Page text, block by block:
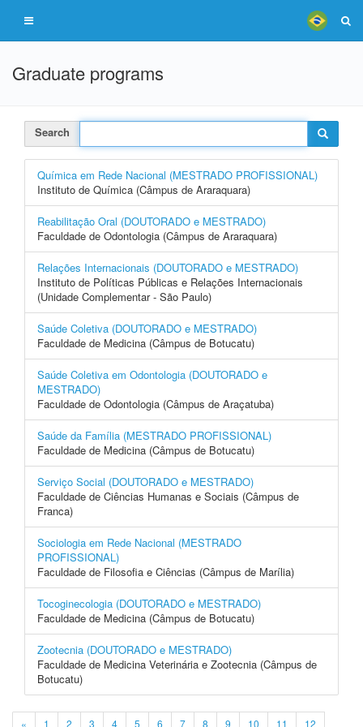
Graduate programs
Search
Química em Rede Nacional (MESTRADO PROFISSIONAL)
Instituto de Química (Câmpus de Araraquara)
Reabilitação Oral (DOUTORADO e MESTRADO)
Faculdade de Odontologia (Câmpus de Araraquara)
Relações Internacionais (DOUTORADO e MESTRADO)
Instituto de Políticas Públicas e Relações Internacionais
(Unidade Complementar - São Paulo)
Saúde Coletiva (DOUTORADO e MESTRADO)
Faculdade de Medicina (Câmpus de Botucatu)
Saúde Coletiva em Odontologia (DOUTORADO e
MESTRADO)
Faculdade de Odontologia (Câmpus de Araçatuba)
Saúde da Família (MESTRADO PROFISSIONAL)
Faculdade de Medicina (Câmpus de Botucatu)
Serviço Social (DOUTORADO e MESTRADO)
Faculdade de Ciências Humanas e Sociais (Câmpus de
Franca)
Sociologia em Rede Nacional (MESTRADO
PROFISSIONAL)
Faculdade de Filosofia e Ciências (Câmpus de Marília)
Tocoginecologia (DOUTORADO e MESTRADO)
Faculdade de Medicina (Câmpus de Botucatu)
Zootecnia (DOUTORADO e MESTRADO)
Faculdade de Medicina Veterinária e Zootecnia (Câmpus de
Botucatu)
« 1 2 3 4 5 6 7 8 9 10 11 12